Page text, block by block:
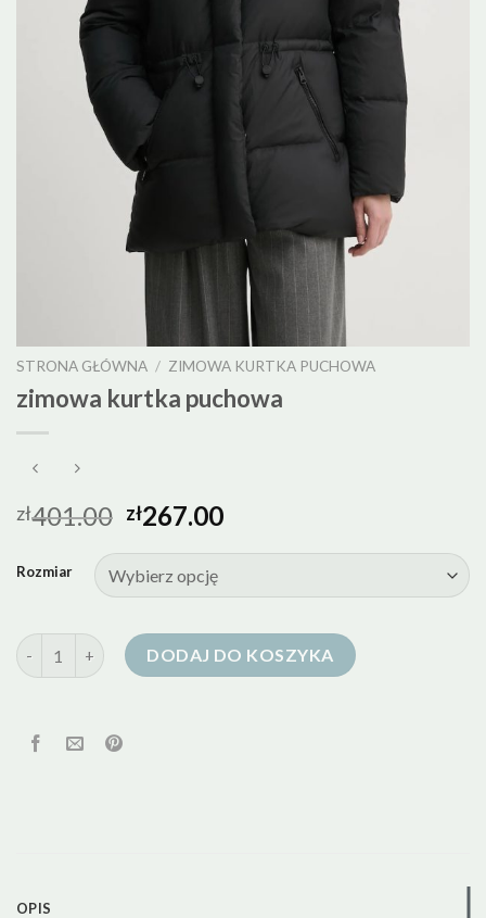
STRONA GŁÓWNA / ZIMOWA KURTKA PUCHOWA
zimowa kurtka puchowa
zł401.00 zł267.00
Rozmiar
ilość zimowa kurtka puchowaDODAJ DO KOSZYKA
OPIS